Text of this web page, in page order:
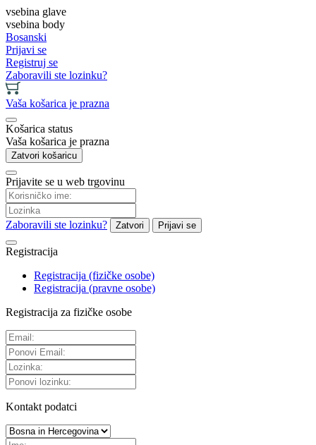
vsebina glave
vsebina body
Bosanski
Prijavi se
Registruj se
Zaboravili ste lozinku?
Vaša košarica je prazna
Košarica status
Vaša košarica je prazna
Zatvori košaricu
Prijavite se u web trgovinu
Zaboravili ste lozinku? Zatvori Prijavi se
Registracija
Registracija (fizičke osobe)
Registracija (pravne osobe)
Registracija za fizičke osobe
Kontakt podatci